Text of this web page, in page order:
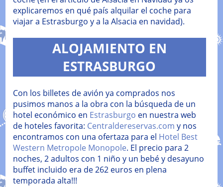
explicaremos en qué país alquilar el coche para
viajar a Estrasburgo y a la Alsacia en navidad).
ALOJAMIENTO EN
ESTRASBURGO
Con los billetes de avión ya comprados nos
pusimos manos a la obra con la búsqueda de un
hotel económico en Estrasburgo en nuestra web
de hoteles favorita: Centraldereservas.com y nos
encontramos con una ofertaza para el Hotel Best
Western Metropole Monopole. El precio para 2
noches, 2 adultos con 1 niño y un bebé y desayuno
buffet incluido era de 262 euros en plena
temporada alta!!!